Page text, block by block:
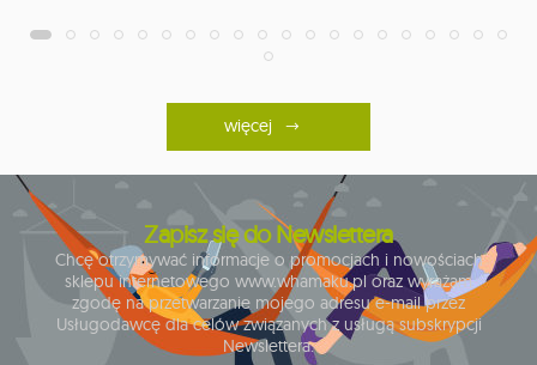
więcej
Zapisz się do Newslettera
Chcę otrzymywać informacje o promocjach i nowościach
sklepu internetowego www.whamaku.pl oraz wyrażam
zgodę na przetwarzanie mojego adresu e-mail przez
Usługodawcę dla celów związanych z usługą subskrypcji
Newslettera.